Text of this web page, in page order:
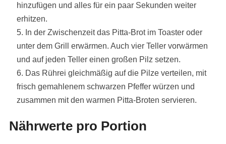
hinzufügen und alles für ein paar Sekunden weiter
erhitzen.
In der Zwischenzeit das Pitta-Brot im Toaster oder
unter dem Grill erwärmen. Auch vier Teller vorwärmen
und auf jeden Teller einen großen Pilz setzen.
Das Rührei gleichmäßig auf die Pilze verteilen, mit
frisch gemahlenem schwarzen Pfeffer würzen und
zusammen mit den warmen Pitta-Broten servieren.
Nährwerte pro Portion